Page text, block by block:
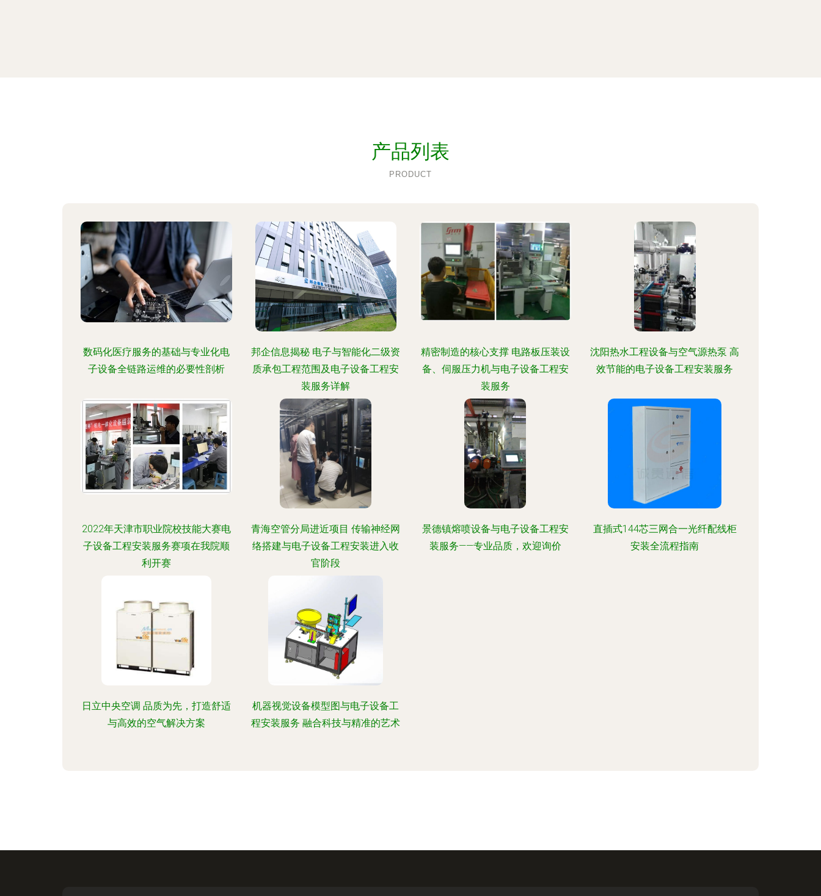
产品列表
PRODUCT
数码化医疗服务的基础与专业化电
子设备全链路运维的必要性剖析
邦企信息揭秘 电子与智能化二级资
质承包工程范围及电子设备工程安
装服务详解
精密制造的核心支撑 电路板压装设
备、伺服压力机与电子设备工程安
装服务
沈阳热水工程设备与空气源热泵 高
效节能的电子设备工程安装服务
2022年天津市职业院校技能大赛电
子设备工程安装服务赛项在我院顺
利开赛
青海空管分局进近项目 传输神经网
络搭建与电子设备工程安装进入收
官阶段
景德镇熔喷设备与电子设备工程安
装服务——专业品质，欢迎询价
直插式144芯三网合一光纤配线柜
安装全流程指南
日立中央空调 品质为先，打造舒适
与高效的空气解决方案
机器视觉设备模型图与电子设备工
程安装服务 融合科技与精准的艺术